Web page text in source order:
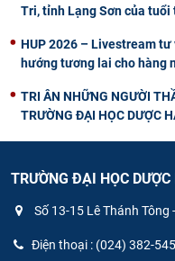
Tri, tỉnh Lạng Sơn của
HUP 2026 – Livestream
hướng tương lai cho hàng
TRI ÂN NHỮNG NGƯỜI
TRƯỜNG ĐẠI HỌC DƯỢC
TRƯỜNG ĐẠI HỌC DƯỢC
Số 13-15 Lê Thánh
Điện thoại : (024) 382-